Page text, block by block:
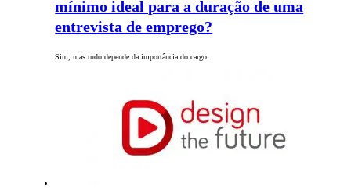
mínimo ideal para a duração de uma
entrevista de emprego?
Sim, mas tudo depende da importância do cargo.